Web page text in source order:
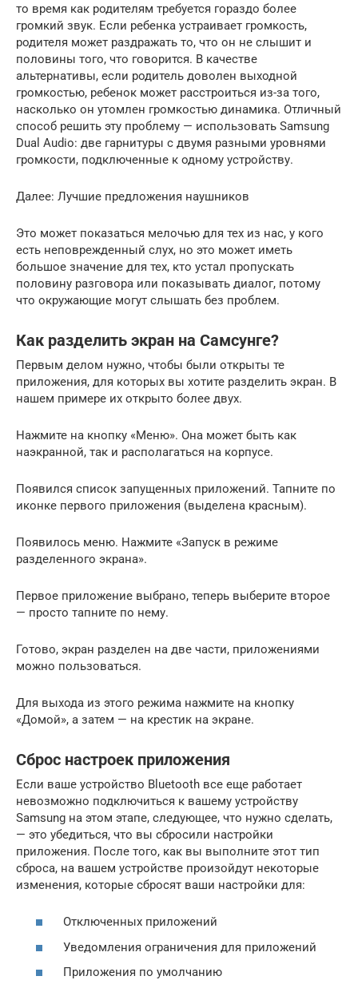
то время как родителям требуется гораздо более
громкий звук. Если ребенка устраивает громкость,
родителя может раздражать то, что он не слышит и
половины того, что говорится. В качестве
альтернативы, если родитель доволен выходной
громкостью, ребенок может расстроиться из-за того,
насколько он утомлен громкостью динамика. Отличный
способ решить эту проблему — использовать Samsung
Dual Audio: две гарнитуры с двумя разными уровнями
громкости, подключенные к одному устройству.
Далее: Лучшие предложения наушников
Это может показаться мелочью для тех из нас, у кого
есть неповрежденный слух, но это может иметь
большое значение для тех, кто устал пропускать
половину разговора или показывать диалог, потому
что окружающие могут слышать без проблем.
Как разделить экран на Самсунге?
Первым делом нужно, чтобы были открыты те
приложения, для которых вы хотите разделить экран. В
нашем примере их открыто более двух.
Нажмите на кнопку «Меню». Она может быть как
наэкранной, так и располагаться на корпусе.
Появился список запущенных приложений. Тапните по
иконке первого приложения (выделена красным).
Появилось меню. Нажмите «Запуск в режиме
разделенного экрана».
Первое приложение выбрано, теперь выберите второе
— просто тапните по нему.
Готово, экран разделен на две части, приложениями
можно пользоваться.
Для выхода из этого режима нажмите на кнопку
«Домой», а затем — на крестик на экране.
Сброс настроек приложения
Если ваше устройство Bluetooth все еще работает
невозможно подключиться к вашему устройству
Samsung на этом этапе, следующее, что нужно сделать,
— это убедиться, что вы сбросили настройки
приложения. После того, как вы выполните этот тип
сброса, на вашем устройстве произойдут некоторые
изменения, которые сбросят ваши настройки для:
Отключенных приложений
Уведомления ограничения для приложений
Приложения по умолчанию